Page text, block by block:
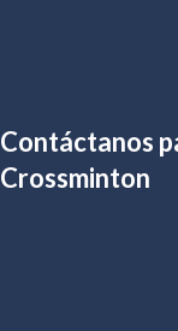
Contáctanos
Crossminton